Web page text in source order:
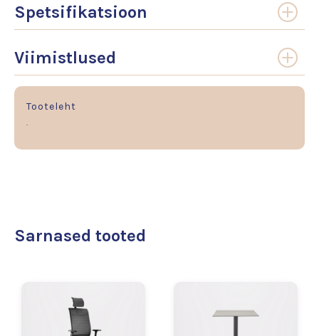
Spetsifikatsioon
Viimistlused
Tooteleht
.
Sarnased tooted